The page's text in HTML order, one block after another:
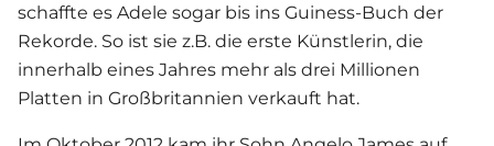
schaffte es Adele sogar bis ins Guiness-Buch der
Rekorde. So ist sie z.B. die erste Künstlerin, die
innerhalb eines Jahres mehr als drei Millionen
Platten in Großbritannien verkauft hat.